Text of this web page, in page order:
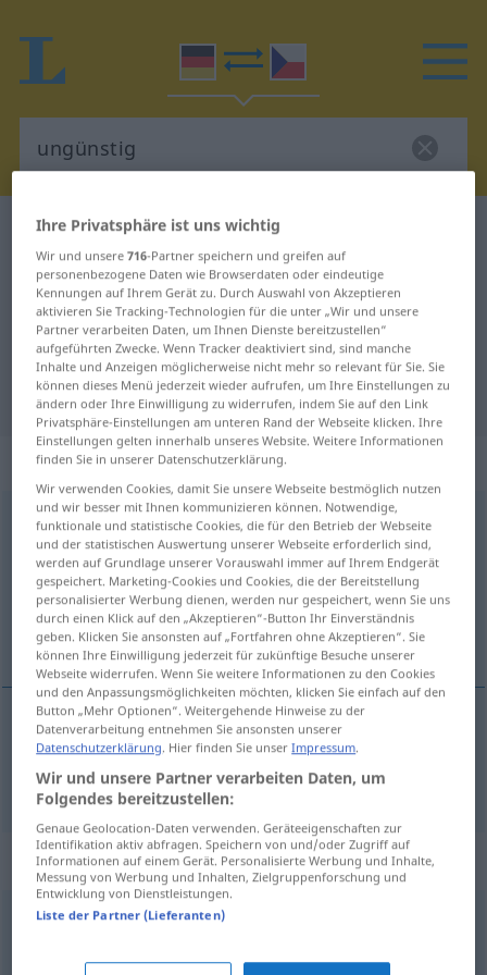
Deutsch-Tschechisch Wörterbuch
Deutsch-Tschechisch Übersetzung
für "ungünstig"
"ungünstig" Tschechisch
Übersetzung
„ungünstig“
ungünstig
Übersicht aller Übersetzungen
(Für mehr Details die Übersetzung anklicken/antippen)
nepříznivý
nepříznivý ungünstig
Synonyme für "ungünstig"
Ihre Privatsphäre ist uns wichtig
Wir und unsere716-Partner speichern und greifen auf
personenbezogene Daten wie Browserdaten oder eindeutige
Kennungen auf Ihrem Gerät zu. Durch Auswahl von Akzeptieren
aktivieren Sie Tracking-Technologien für die unter „Wir und unsere
Partner verarbeiten Daten, um Ihnen Dienste bereitzustellen“
aufgeführten Zwecke. Wenn Tracker deaktiviert sind, sind manche
Inhalte und Anzeigen möglicherweise nicht mehr so relevant für Sie. Sie
können dieses Menü jederzeit wieder aufrufen, um Ihre Einstellungen zu
ändern oder Ihre Einwilligung zu widerrufen, indem Sie auf den Link
Privatsphäre-Einstellungen am unteren Rand der Webseite klicken. Ihre
Einstellungen gelten innerhalb unseres Website. Weitere Informationen
finden Sie in unserer Datenschutzerklärung.
Wir verwenden Cookies, damit Sie unsere Webseite bestmöglich nutzen
und wir besser mit Ihnen kommunizieren können. Notwendige,
funktionale und statistische Cookies, die für den Betrieb der Webseite
und der statistischen Auswertung unserer Webseite erforderlich sind,
werden auf Grundlage unserer Vorauswahl immer auf Ihrem Endgerät
gespeichert. Marketing-Cookies und Cookies, die der Bereitstellung
personalisierter Werbung dienen, werden nur gespeichert, wenn Sie uns
durch einen Klick auf den „Akzeptieren“-Button Ihr Einverständnis
geben. Klicken Sie ansonsten auf „Fortfahren ohne Akzeptieren“. Sie
können Ihre Einwilligung jederzeit für zukünftige Besuche unserer
Webseite widerrufen. Wenn Sie weitere Informationen zu den Cookies
und den Anpassungsmöglichkeiten möchten, klicken Sie einfach auf den
Button „Mehr Optionen“. Weitergehende Hinweise zu der
Datenverarbeitung entnehmen Sie ansonsten unserer
Datenschutzerklärung. Hier finden Sie unserImpressum.
Wir und unsere Partner verarbeiten Daten, um
Folgendes bereitzustellen:
Genaue Geolocation-Daten verwenden. Geräteeigenschaften zur
Identifikation aktiv abfragen. Speichern von und/oder Zugriff auf
Informationen auf einem Gerät. Personalisierte Werbung und Inhalte,
Messung von Werbung und Inhalten, Zielgruppenforschung und
Entwicklung von Dienstleistungen.
Liste der Partner (Lieferanten)